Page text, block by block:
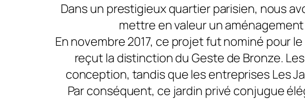
Dans un prestigieux quartier parisien, nous
mettre en valeur un
En novembre 2017, ce projet fut nominé pour
reçut la distinction du Geste de Bronze.
conception, tandis que les entreprises Les
Par conséquent, ce jardin privé conjugue